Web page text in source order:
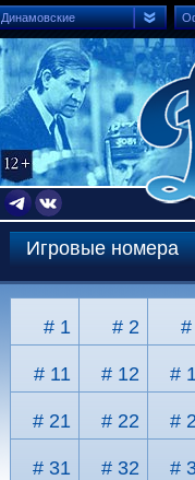
Динамовские
Игровые номера
# 1 # 2
# 11 # 12 #
# 21 # 22 #
# 31 # 32 #